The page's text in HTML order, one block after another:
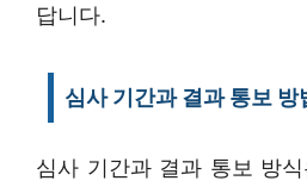
답니다.
심사 기간과 결과 통보 방
심사 기간과 결과 통보 방